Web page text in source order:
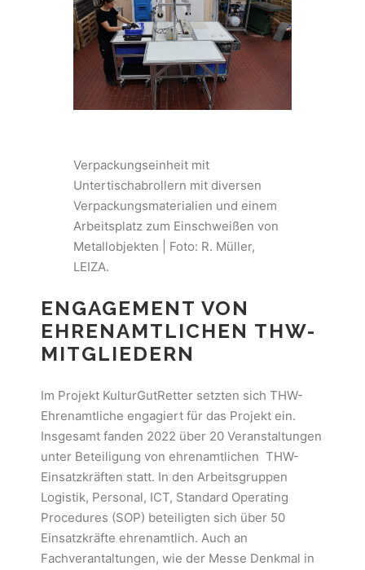
Verpackungseinheit mit
Untertischabrollern mit diversen
Verpackungsmaterialien und einem
Arbeitsplatz zum Einschweißen von
Metallobjekten | Foto: R. Müller,
LEIZA.
ENGAGEMENT VON
EHRENAMTLICHEN THW-
MITGLIEDERN
Im Projekt KulturGutRetter setzten sich THW-
Ehrenamtliche engagiert für das Projekt ein.
Insgesamt fanden 2022 über 20 Veranstaltungen
unter Beteiligung von ehrenamtlichen THW-
Einsatzkräften statt. In den Arbeitsgruppen
Logistik, Personal, ICT, Standard Operating
Procedures (SOP) beteiligten sich über 50
Einsatzkräfte ehrenamtlich. Auch an
Fachverantaltungen, wie der Messe Denkmal in